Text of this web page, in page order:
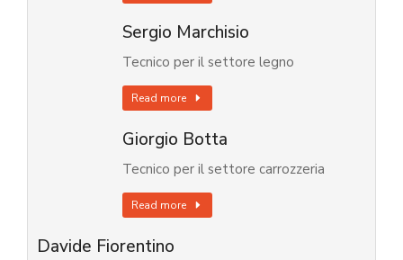
Sergio Marchisio
Tecnico per il settore legno
Read more
Giorgio Botta
Tecnico per il settore carrozzeria
Read more
Davide Fiorentino